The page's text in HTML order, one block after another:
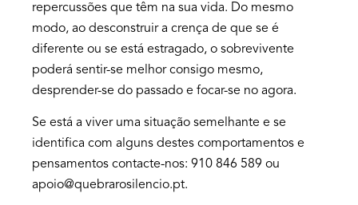
repercussões que têm na sua vida. Do mesmo
modo, ao desconstruir a crença de que se é
diferente ou se está estragado, o sobrevivente
poderá sentir-se melhor consigo mesmo,
desprender-se do passado e focar-se no agora.
Se está a viver uma situação semelhante e se
identifica com alguns destes comportamentos e
pensamentos contacte-nos: 910 846 589 ou
apoio@quebrarosilencio.pt.